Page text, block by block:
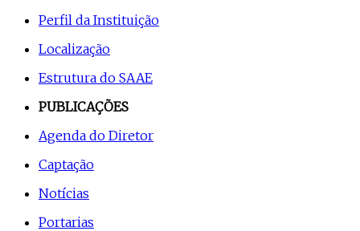
Perfil da Instituição
Localização
Estrutura do SAAE
PUBLICAÇÕES
Agenda do Diretor
Captação
Notícias
Portarias